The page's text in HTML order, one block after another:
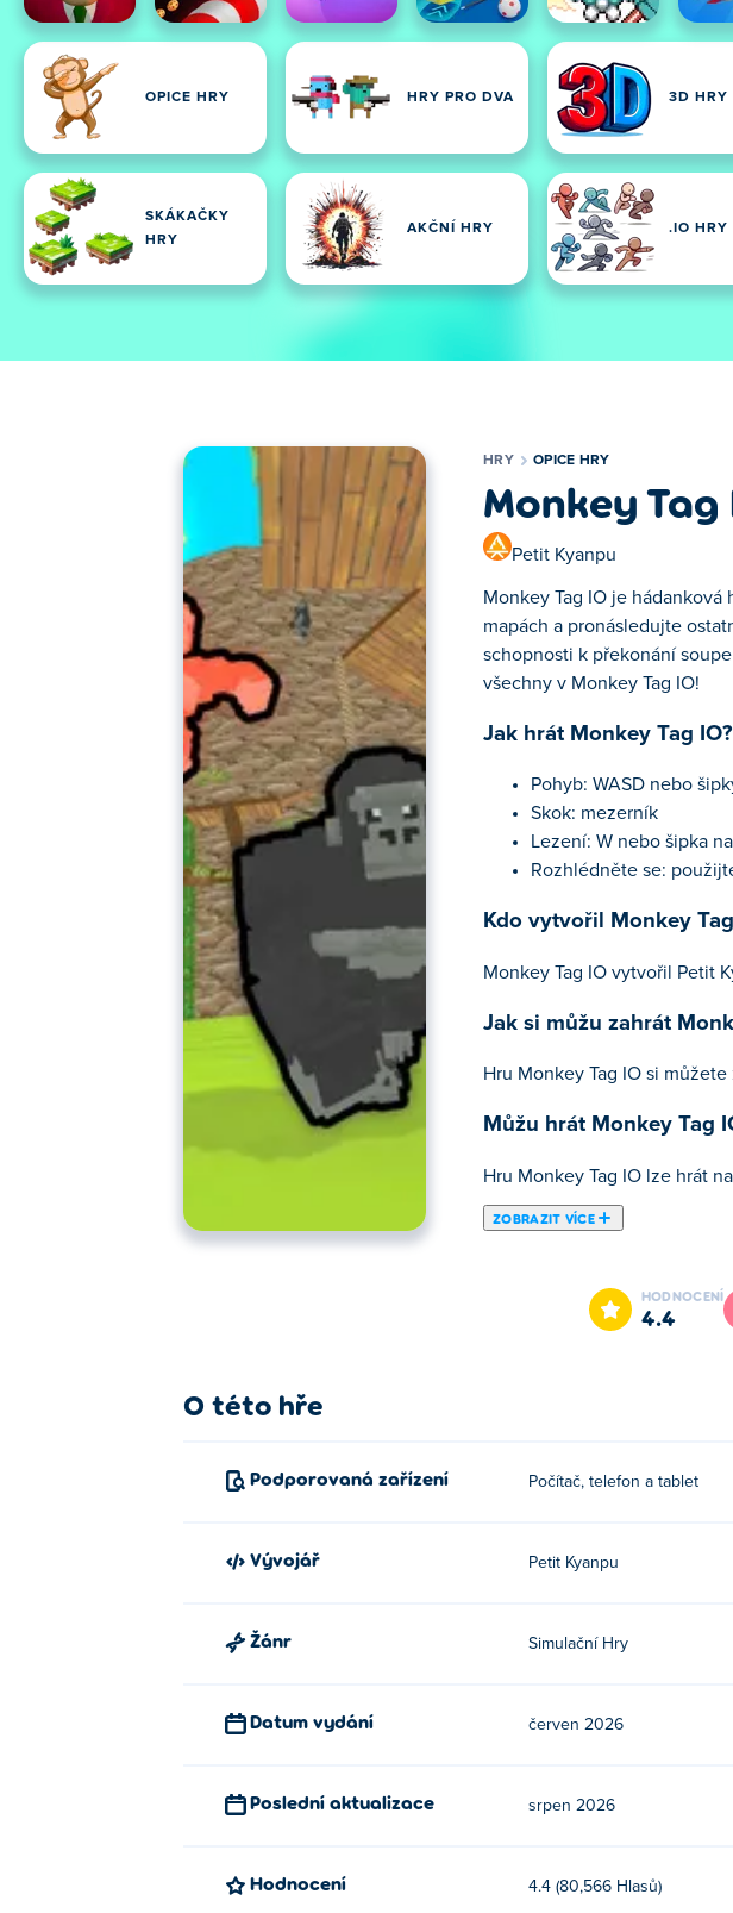
OPICE HRY HRY PRO DVA 3D HRY
SKÁKAČKY
HRY
AKČNÍ HRY .IO HRY
HRY OPICE HRY
Monkey Tag
Petit Kyanpu
Monkey Tag IO je
mapách a pronásledujte
schopnosti k překonání
všechny v Monkey Tag IO!
Jak hrát Monkey Tag IO?
Pohyb: WASD nebo
Skok: mezerník
Lezení: W nebo šipka
Rozhlédněte se:
Kdo vytvořil Monkey
Monkey Tag IO vytvořil Petit
Jak si můžu zahrát
Hru Monkey Tag IO si
Můžu hrát Monkey Tag
Hru Monkey Tag IO lze hrát
ZOBRAZIT VÍCE
Zde si můžeš zahrát Monkey Tag IO. Monkey Tag IO je jednou z
HODNOCENÍ
4.4
O této hře
Podporovaná zařízení Počítač, telefon a tablet
Vývojář Petit Kyanpu
Žánr Simulační Hry
Datum vydání červen 2026
Poslední aktualizace srpen 2026
Hodnocení 4.4 (80,566 Hlasů)